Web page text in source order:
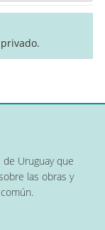
Uruguay que
las obras y